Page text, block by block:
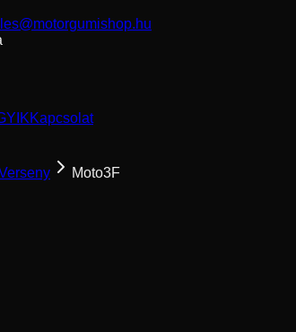
Kapcsolat
Moto3F